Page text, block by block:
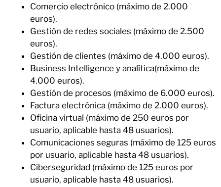
Comercio electrónico (máximo de 2.000
euros).
Gestión de redes sociales (máximo de 2.500
euros).
Gestión de clientes (máximo de 4.000 euros).
Business Intelligence y analítica(máximo de
4.000 euros).
Gestión de procesos (máximo de 6.000 euros).
Factura electrónica (máximo de 2.000 euros).
Oficina virtual (máximo de 250 euros por
usuario, aplicable hasta 48 usuarios).
Comunicaciones seguras (máximo de 125 euros
por usuario, aplicable hasta 48 usuarios).
Ciberseguridad (máximo de 125 euros por
usuario, aplicable hasta 48 usuarios).